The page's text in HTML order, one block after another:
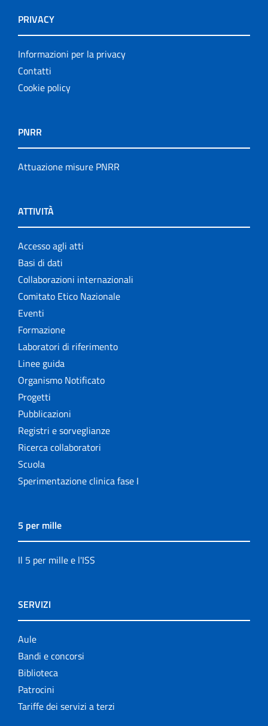
PRIVACY
Informazioni per la privacy
Contatti
Cookie policy
PNRR
Attuazione misure PNRR
ATTIVITÀ
Accesso agli atti
Basi di dati
Collaborazioni internazionali
Comitato Etico Nazionale
Eventi
Formazione
Laboratori di riferimento
Linee guida
Organismo Notificato
Progetti
Pubblicazioni
Registri e sorveglianze
Ricerca collaboratori
Scuola
Sperimentazione clinica fase I
5 per mille
Il 5 per mille e l'ISS
SERVIZI
Aule
Bandi e concorsi
Biblioteca
Patrocini
Tariffe dei servizi a terzi